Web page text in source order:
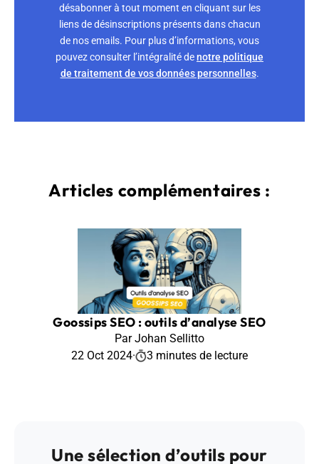
désabonner à tout moment en cliquant sur les
liens de désinscriptions présents dans chacun
de nos emails. Pour plus d’informations, vous
pouvez consulter l’intégralité denotre politique
de traitement de vos données personnelles.
Articles complémentaires :
Goossips SEO : outils d’analyse SEO
Par Johan Sellitto
22 Oct 2024· 3 minutes de lecture
Une sélection d’outils pour